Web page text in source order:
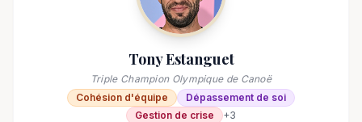
Tony Estanguet
Triple Champion Olympique de Canoë
Cohésion d'équipe
Dépassement de soi
Gestion de crise
+3